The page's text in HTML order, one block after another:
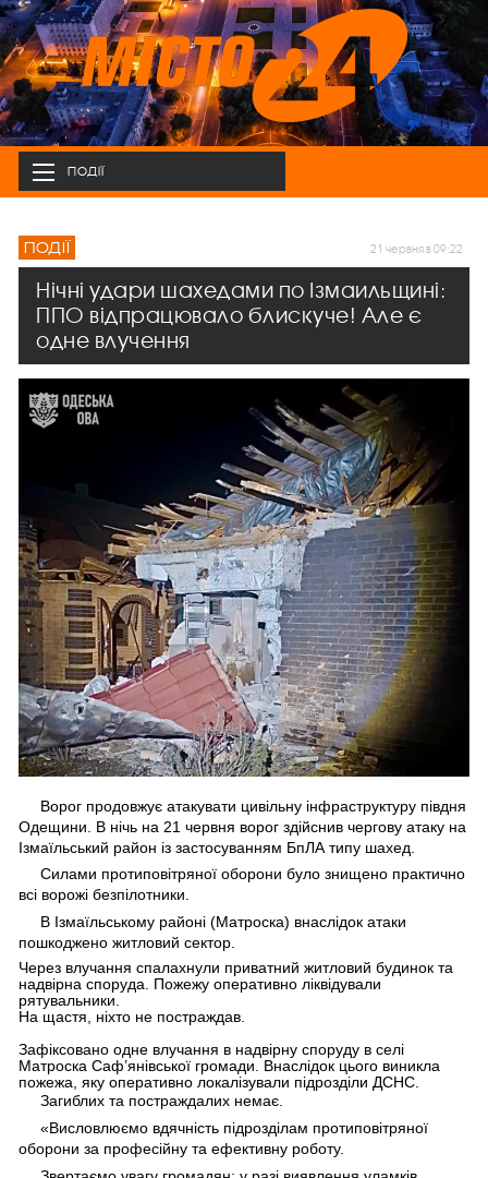
ПОДІЇ
ПОДІЇ 21 червня в 09:22
Нічні удари шахедами по Ізмаильщині:
ППО відпрацювало блискуче! Але є
одне влучення
Ворог продовжує атакувати цивільну інфраструктуру півдня
Одещини. В нічь на 21 червня ворог здійснив чергову атаку на
Ізмаїльський район із застосуванням БпЛА типу шахед.
Силами протиповітряної оборони було знищено практично
всі ворожі безпілотники.
В Ізмаїльському районі (Матроска) внаслідок атаки
пошкоджено житловий сектор.
Через влучання спалахнули приватний житловий будинок та
надвірна споруда. Пожежу оперативно ліквідували
рятувальники.
На щастя, ніхто не постраждав.
Зафіксовано одне влучання в надвірну споруду в селі
Матроска Саф’янівської громади. Внаслідок цього виникла
пожежа, яку оперативно локалізували підрозділи ДСНС.
Загиблих та постраждалих немає.
«Висловлюємо вдячність підрозділам протиповітряної
оборони за професійну та ефективну роботу.